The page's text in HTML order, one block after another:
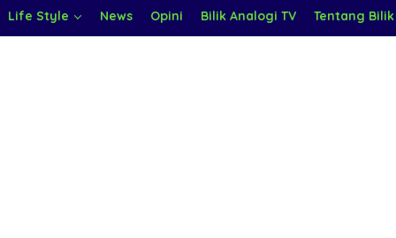
Life Style News Opini Bilik Analogi TV Tentang